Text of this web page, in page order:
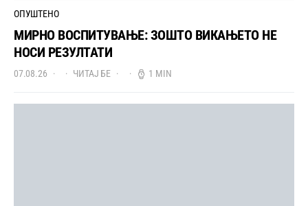
ОПУШТЕНО
МИРНО ВОСПИТУВАЊЕ: ЗОШТО ВИКАЊЕТО НЕ
НОСИ РЕЗУЛТАТИ
07.08.26 ЧИТАЈ БЕ 1 MIN